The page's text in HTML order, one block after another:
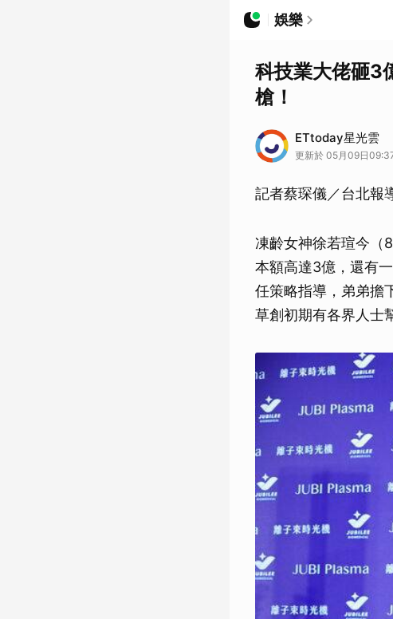
娛樂
科技業大佬砸3
槍！
ETtoday星光雲
更新於 05月09日
記者蔡琛儀／台北報
凍齡女神徐若瑄今（
本額高達3億，還有
任策略指導，弟弟擔
草創初期有各界人士